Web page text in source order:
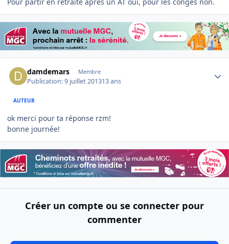
damdemars Membre
Publication:9 juillet 201313 ans
AUTEUR
ok merci pour ta réponse rzm!
bonne journée!
Créer un compte ou se connecter pour
commenter